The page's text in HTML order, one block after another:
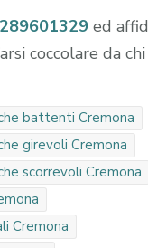
ed
coccolare da
battenti Cremona
girevoli Cremona
scorrevoli Cremona
Cremona